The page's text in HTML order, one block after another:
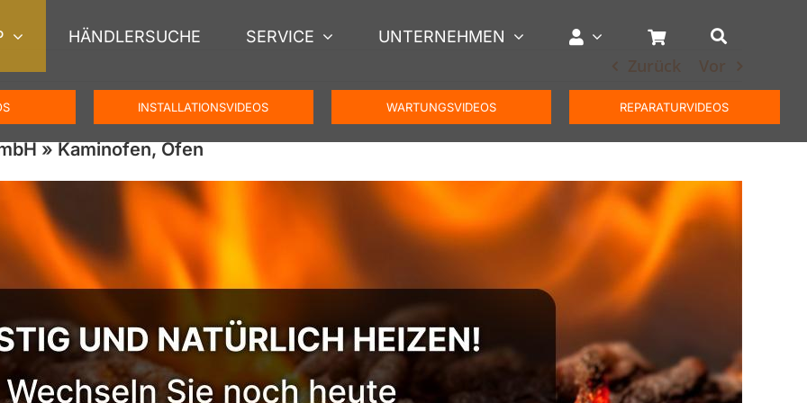
HÄNDLERSUCHE SERVICE UNTERNEHMEN
INSTALLATIONSVIDEOS WARTUNGSVIDEOS REPARATURVIDEOS
Zurück Vor
» Kaminofen, Ofen